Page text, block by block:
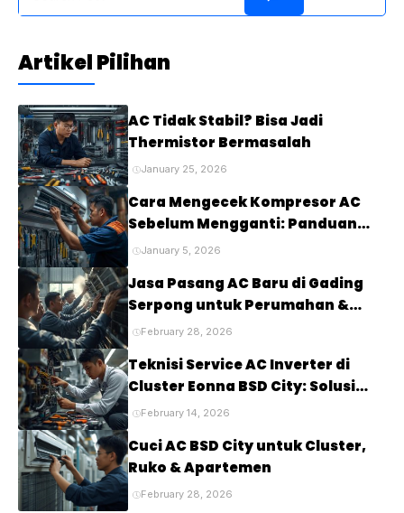
Artikel Pilihan
AC Tidak Stabil? Bisa Jadi
Thermistor Bermasalah
January 25, 2026
Cara Mengecek Kompresor AC
Sebelum Mengganti: Panduan
Lengkap untuk Mendiagnosis
Anda
January 5, 2026
Jasa Pasang AC Baru di Gading
Serpong untuk Perumahan &
Cluster Elite
February 28, 2026
Teknisi Service AC Inverter di
Cluster Eonna BSD City: Solusi
Tepat untuk Kenyamanan Rumah
February 14, 2026
Cuci AC BSD City untuk Cluster,
Ruko & Apartemen
February 28, 2026